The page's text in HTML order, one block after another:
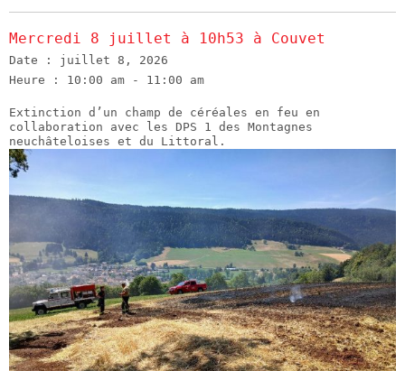
Mercredi 8 juillet à 10h53 à Couvet
Date : juillet 8, 2026
Heure : 10:00 am - 11:00 am
Extinction d’un champ de céréales en feu en
collaboration avec les DPS 1 des Montagnes
neuchâteloises et du Littoral.